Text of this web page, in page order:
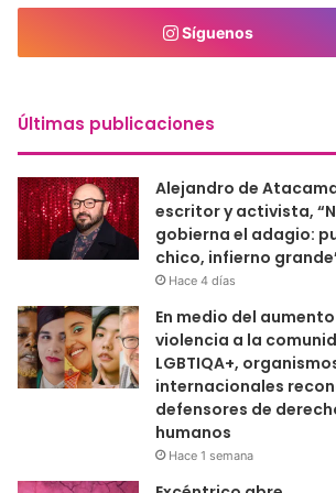
Síguenos
Últimas publicaciones
Alejandro de
escritor y activista,
gobierna el adagio:
chico, infierno
Hace 4 días
En medio del
violencia a la
LGBTIQA+,
internacionales
defensores de
humanos
Hace 1 semana